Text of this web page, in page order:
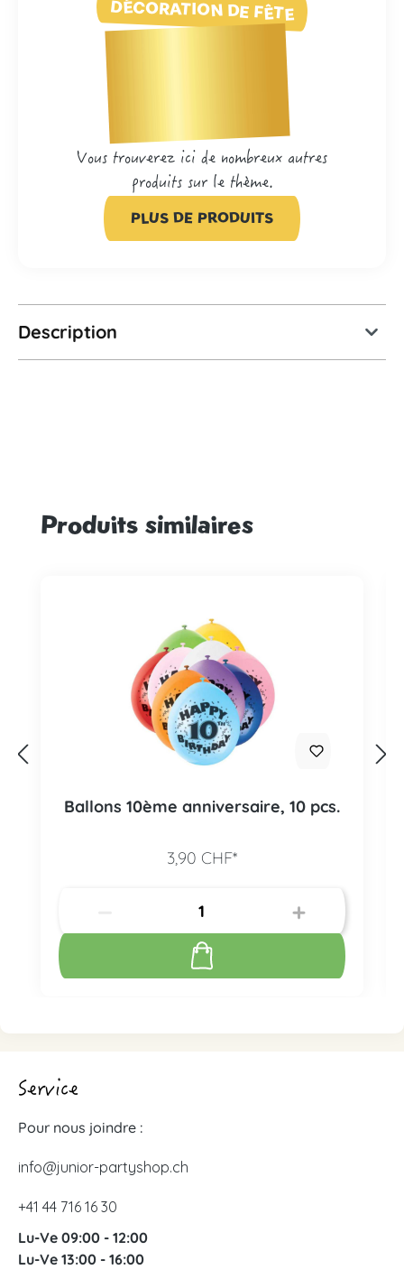
DÉCORATION DE FÊTE
Vous trouverez ici de nombreux autres
produits sur le thème.
PLUS DE PRODUITS
Description
Ignorer la galerie de produits
Produits similaires
Ballons 10ème anniversaire, 10 pcs.
3,90 CHF*
Service
Pour nous joindre :
info@junior-partyshop.ch
+41 44 716 16 30
Lu-Ve 09:00 - 12:00
Lu-Ve 13:00 - 16:00